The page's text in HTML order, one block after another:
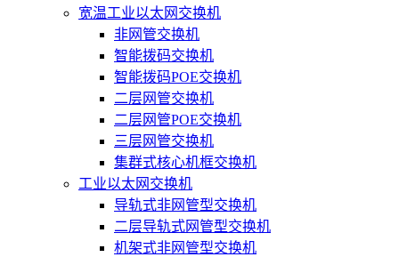
宽温工业以太网交换机
非网管交换机
智能拨码交换机
智能拨码POE交换机
二层网管交换机
二层网管POE交换机
三层网管交换机
集群式核心机框交换机
工业以太网交换机
导轨式非网管型交换机
二层导轨式网管型交换机
机架式非网管型交换机